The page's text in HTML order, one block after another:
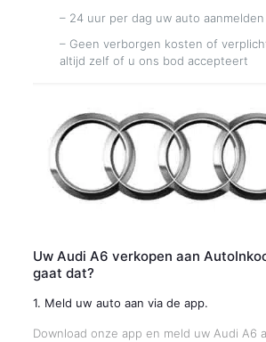
– 24 uur per dag uw auto aanmelden
– Geen verborgen kosten of
altijd zelf of u ons bod accepteert
Uw Audi A6 verkopen aan
gaat dat?
1. Meld uw auto aan via de app.
Download onze app en meld uw Audi A6